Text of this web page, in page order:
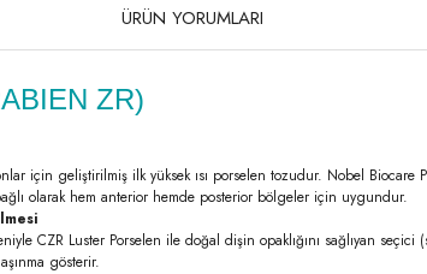
ÜRÜN YORUMLARI
ZR)
için geliştirilmiş ilk yüksek ısı porselen tozudur. Nobel Biocare
olarak hem anterior hemde posterior bölgeler için uygundur.
CZR Luster Porselen ile doğal dişin opaklığını sağlıyan
gösterir.